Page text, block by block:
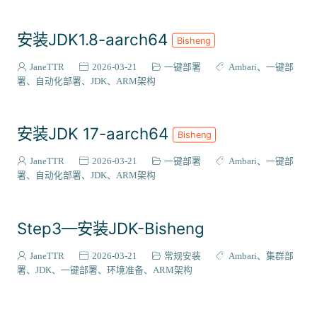
安装JDK1.8-aarch64 Bisheng
JaneTTR 2026-03-21 一键部署 Ambari
一键部
署
自动化部署 JDK ARM架构
安装JDK 17-aarch64 Bisheng
JaneTTR 2026-03-21 一键部署 Ambari
一键部
署
自动化部署 JDK ARM架构
Step3—安装JDK-Bisheng
JaneTTR 2026-03-21 常规安装 Ambari
集群部
署
JDK 一键部署 环境准备 ARM架构